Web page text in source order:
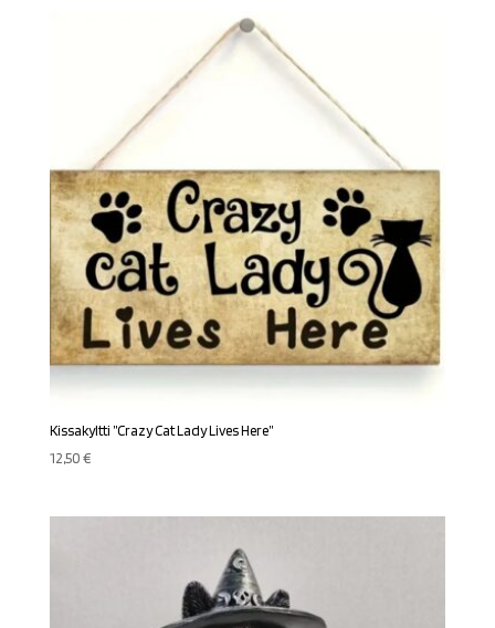
Kissakyltti ”Crazy Cat Lady Lives Here”
12,50€